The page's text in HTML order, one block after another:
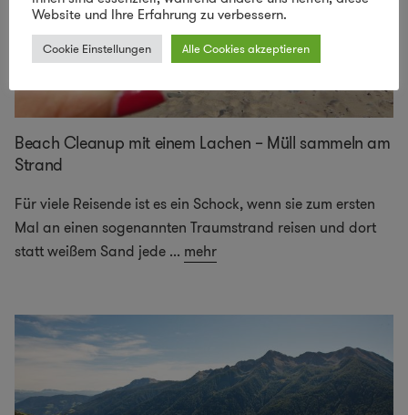
Beach Cleanup mit einem Lachen – Müll sammeln am
Strand
Für viele Reisende ist es ein Schock, wenn sie zum ersten
Mal an einen sogenannten Traumstrand reisen und dort
statt weißem Sand jede ... mehr
Website und Ihre Erfahrung zu verbessern.
Cookie Einstellungen Alle Cookies akzeptieren